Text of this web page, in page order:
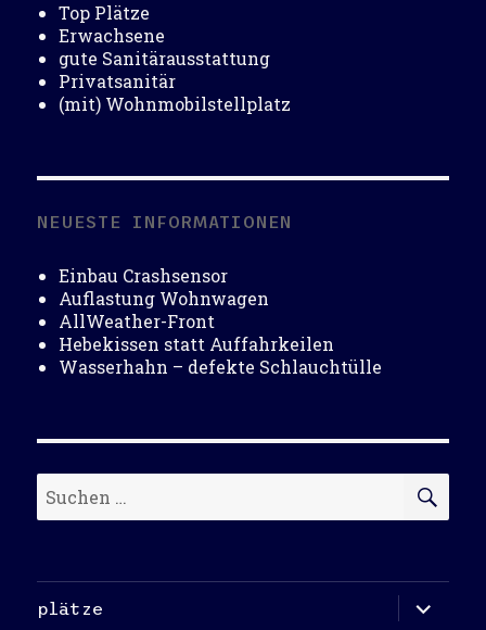
Top Plätze
Erwachsene
gute Sanitärausstattung
Privatsanitär
(mit) Wohnmobilstellplatz
NEUESTE INFORMATIONEN
Einbau Crashsensor
Auflastung Wohnwagen
AllWeather-Front
Hebekissen statt Auffahrkeilen
Wasserhahn – defekte Schlauchtülle
nach:
plätze